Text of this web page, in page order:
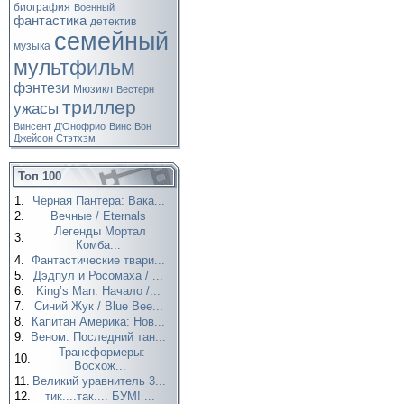
биография Военный
фантастика детектив
музыка семейный
мультфильм
фэнтези Мюзикл Вестерн
ужасы триллер
Винсент Д’Онофрио Винс Вон
Джейсон Стэтхэм
Топ 100
1.
Чёрная Пантера: Вака...
2.
Вечные / Eternals
3.
Легенды Мортал
Комба...
4. Фантастические твари...
5.
Дэдпул и Росомаха / ...
6.
King’s Man: Начало /...
7.
Синий Жук / Blue Bee...
8.
Капитан Америка: Нов...
9.
Веном: Последний тан...
10.
Трансформеры:
Восхож...
11. Великий уравнитель 3...
12.
тик....так.... БУМ! ...